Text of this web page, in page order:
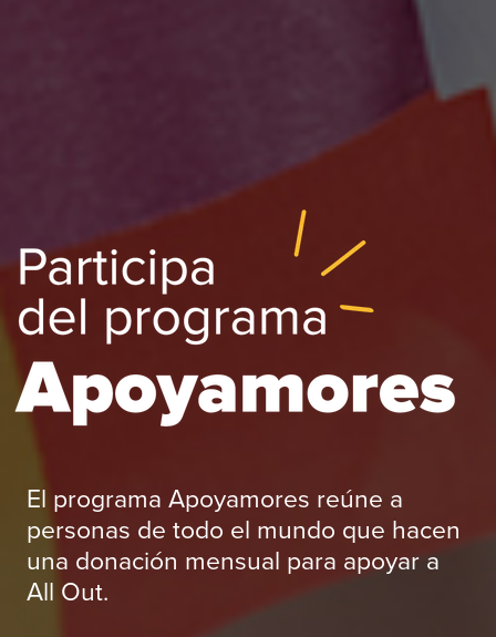
El programa Apoyamores reúne a
personas de todo el mundo que hacen
una donación mensual para apoyar a
All Out.